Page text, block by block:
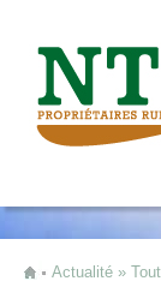
Actualité »